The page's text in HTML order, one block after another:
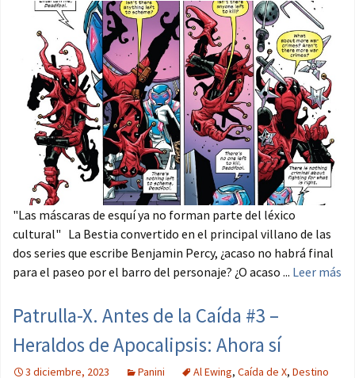
"Las máscaras de esquí ya no forman parte del léxico
cultural" La Bestia convertido en el principal villano de las
dos series que escribe Benjamin Percy, ¿acaso no habrá final
para el paseo por el barro del personaje? ¿O acaso ... Leer más
Patrulla-X. Antes de la Caída #3 –
Heraldos de Apocalipsis: Ahora sí
3 diciembre, 2023 Panini Al Ewing, Caída de X, Destino